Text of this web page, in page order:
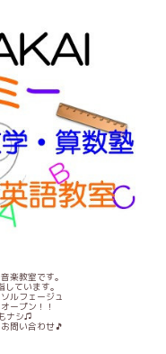
楽教室です。
ています。
ルフェージュ
ープン！！
ナシ♫
問い合わせ🎵